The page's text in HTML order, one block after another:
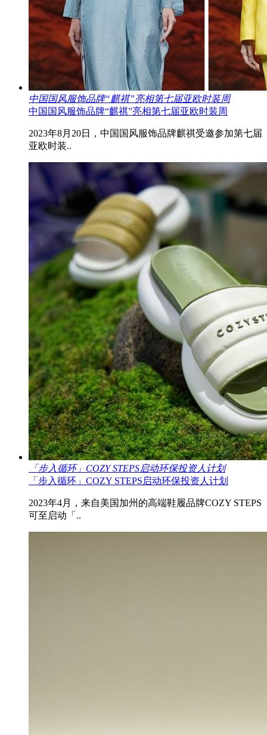
中国国风服饰品牌“麒祺”亮相第七届亚欧时装周
中国国风服饰品牌“麒祺”亮相第七届亚欧时装周
2023年8月20日，中国国风服饰品牌麒祺受邀参加第七届
亚欧时装..
「步入循环」COZY STEPS启动环保投资人计划
「步入循环」COZY STEPS启动环保投资人计划
2023年4月，来自美国加州的高端鞋履品牌COZY STEPS
可至启动「..